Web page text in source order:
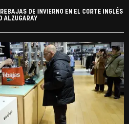
DE INVIERNO EN EL CORTE INGLÉS
ALZUGARAY